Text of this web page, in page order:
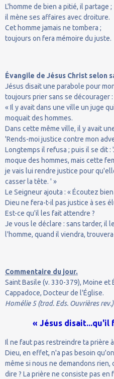
L'homme de bien a pitié, il partage ;
il mène ses affaires avec droiture.
Cet homme jamais ne tombera ;
toujours on fera mémoire du juste.
Évangile de Jésus Christ selon
Jésus disait une parabole pour
toujours prier sans se décourager :
« Il y avait dans une ville un juge
moquait des hommes.
Dans cette même ville, il y avait
'Rends-moi justice contre mon
Longtemps il refusa ; puis il se dit :
moque des hommes, mais cette
je vais lui rendre justice pour
casser la tête. ' »
Le Seigneur ajouta : « Écoutez
Dieu ne fera-t-il pas justice à ses
Est-ce qu'il les fait attendre ?
Je vous le déclare : sans tarder, il
l'homme, quand il viendra,
Commentaire du jour.
Saint Basile (v. 330-379), Moine et
Cappadoce, Docteur de l'Église.
Homélie 5 (trad. Eds. Ouvrières rev.)
« Jésus
Il ne faut pas restreindre ta prière
Dieu, en effet, n'a pas besoin
même si nous ne demandons
dire ? La prière ne consiste pas